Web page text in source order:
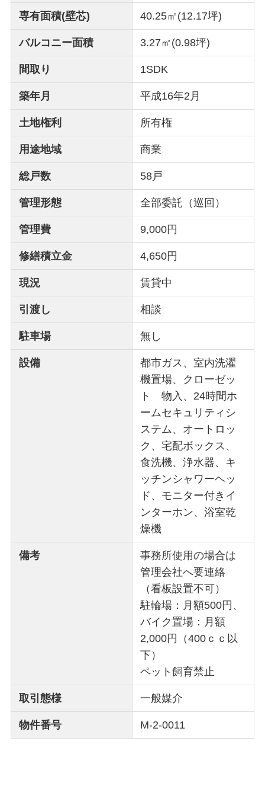
専有面積(壁芯) 40.25㎡(12.17坪)
バルコニー面積 3.27㎡(0.98坪)
間取り 1SDK
築年月 平成16年2月
土地権利 所有権
用途地域 商業
総戸数 58戸
管理形態 全部委託（巡回）
管理費 9,000円
修繕積立金 4,650円
現況 賃貸中
引渡し 相談
駐車場 無し
設備
都市ガス、室内洗濯
機置場、クローゼッ
ト 物入、24時間ホ
ームセキュリティシ
ステム、オートロッ
ク、宅配ボックス、
食洗機、浄水器、キ
ッチンシャワーヘッ
ド、モニター付きイ
ンターホン、浴室乾
燥機
備考
事務所使用の場合は
管理会社へ要連絡
（看板設置不可）
駐輪場：月額500円、
バイク置場：月額
2,000円（400ｃｃ以
下）
ペット飼育禁止
取引態様 一般媒介
物件番号 M-2-0011